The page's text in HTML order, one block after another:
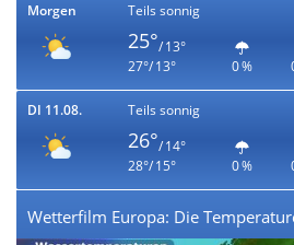
Morgen Teils sonnig
25°/ 13°
27°/ 13°
0 %
DI 11.08. Teils sonnig
26°/ 14°
28°/ 15°
0 %
Wetterfilm Europa: Die